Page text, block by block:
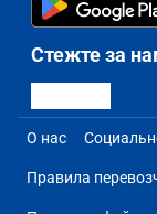
Стежте за
О нас
Правила